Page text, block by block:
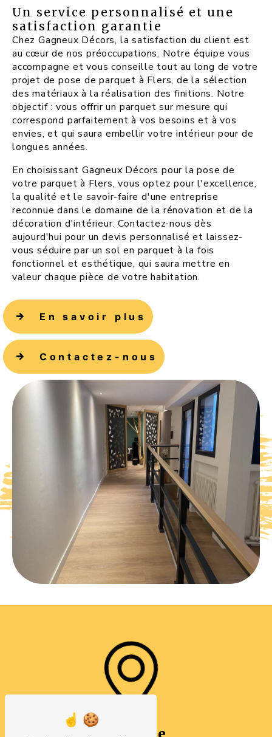
Un service personnalisé et une
satisfaction garantie
Chez Gagneux Décors, la satisfaction du client est
au cœur de nos préoccupations. Notre équipe vous
accompagne et vous conseille tout au long de votre
projet de pose de parquet à Flers, de la sélection
des matériaux à la réalisation des finitions. Notre
objectif : vous offrir un parquet sur mesure qui
correspond parfaitement à vos besoins et à vos
envies, et qui saura embellir votre intérieur pour de
longues années.
En choisissant Gagneux Décors pour la pose de
votre parquet à Flers, vous optez pour l'excellence,
la qualité et le savoir-faire d'une entreprise
reconnue dans le domaine de la rénovation et de la
décoration d'intérieur. Contactez-nous dès
aujourd'hui pour un devis personnalisé et laissez-
vous séduire par un sol en parquet à la fois
fonctionnel et esthétique, qui saura mettre en
valeur chaque pièce de votre habitation.
En savoir plus
Contactez-nous